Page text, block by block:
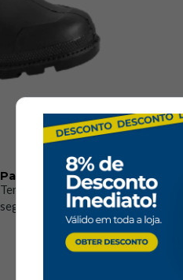
Pagamentos Seguros
Temos vários métodos de pagamento
seguros